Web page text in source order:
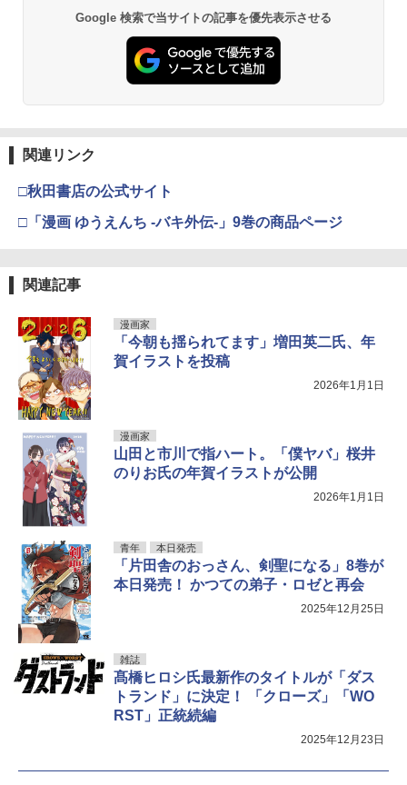
Google 検索で当サイトの記事を優先表示させる
関連リンク
□秋田書店の公式サイト
□「漫画 ゆうえんち -バキ外伝-」9巻の商品ページ
関連記事
漫画家
「今朝も揺られてます」増田英二氏、年
賀イラストを投稿
2026年1月1日
漫画家
山田と市川で指ハート。「僕ヤバ」桜井
のりお氏の年賀イラストが公開
2026年1月1日
青年 本日発売
「片田舎のおっさん、剣聖になる」8巻が
本日発売！ かつての弟子・ロゼと再会
2025年12月25日
雑誌
髙橋ヒロシ氏最新作のタイトルが「ダス
トランド」に決定！ 「クローズ」「WO
RST」正統続編
2025年12月23日